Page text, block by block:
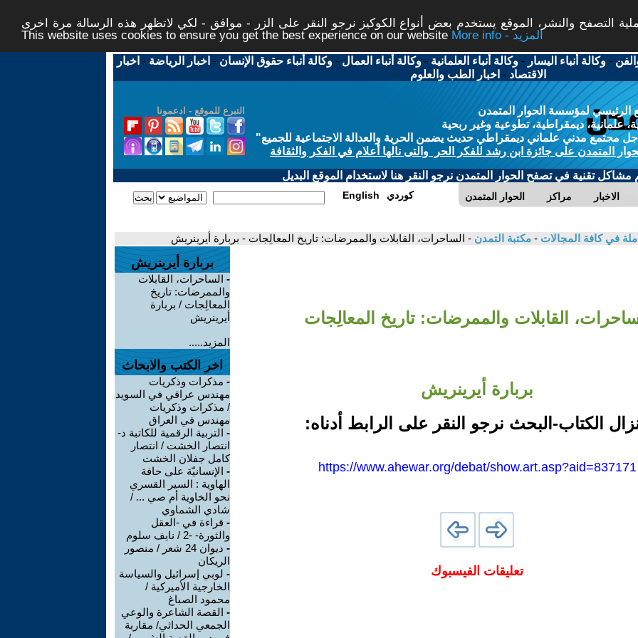
التصفح والنشر، الموقع يستخدم بعض أنواع الكوكيز نرجو النقر على الزر - موافق - لكي لاتظهر هذه الرسالة مرة اخرى -
This website uses cookies to ensure you get the best experience on our website
More info - المزيد
-وكالة أنباء اليسار -وكالة أنباء العلمانية -وكالة أنباء العمال -وكالة أنباء حقوق الإنسان - اخبار الرياضة - اخبار
الاقتصاد - اخبار الطب والعلوم
التبرع للموقع - ادعمونا
الرئيسي لمؤسسة الحوار المتمدن
علمانية، ديمقراطية، تطوعية وغير ربحية
مجتمع مدني علماني ديمقراطي حديث يضمن الحرية والعدالة الاجتماعية للجميع"
المتمدن على جائزة ابن رشد للفكر الحر والتى نالها أعلام في الفكر والثقافة
مشاكل تقنية في تصفح الحوار المتمدن نرجو النقر هنا لاستخدام الموقع البديل
الحوار المتمدن مراكز الاخبار English كوردي
في كافة المجالات - مكتبة التمدن - الساحرات، القابلات والممرضات: تاريخ المعالِجات - بربارة أيرينريش
القابلات والممرضات: تاريخ المعالِجات
بربارة أيرينريش
الكتاب-البحث نرجو النقر على الرابط أدناه:
https://www.ahewar.org/debat/show.art.asp?aid=837171
تعليقات الفيسبوك
بربارة أيرينريش
- الساحرات، القابلات
والممرضات: تاريخ
المعالِجات / بربارة
أيرينريش
المزيد.....
اخر الكتب والابحاث
- مذكرات وذكريات
مهندس عراقي في السويد
/ مذكرات وذكريات
مهندس في العراق
- التربية الرقمية للكاتبة د-
انتصار الخشت / انتصار
كامل جفلان الخشت
- الإنسانيّة على حافة
الهاوية : السير القسري
نحو الخاوية أم صي ... /
شادي الشماوي
- قراءة في -العقل
والثورة- -2 / نايف سلوم
-
ديوان 24 شعر / منصور
الريكان
- لوبي إسرائيل والسياسة
الخارجية الأميركية /
محمود الصباغ
- القصة الشاعرة والوعي
الجمعي الحداثي/ مقاربة